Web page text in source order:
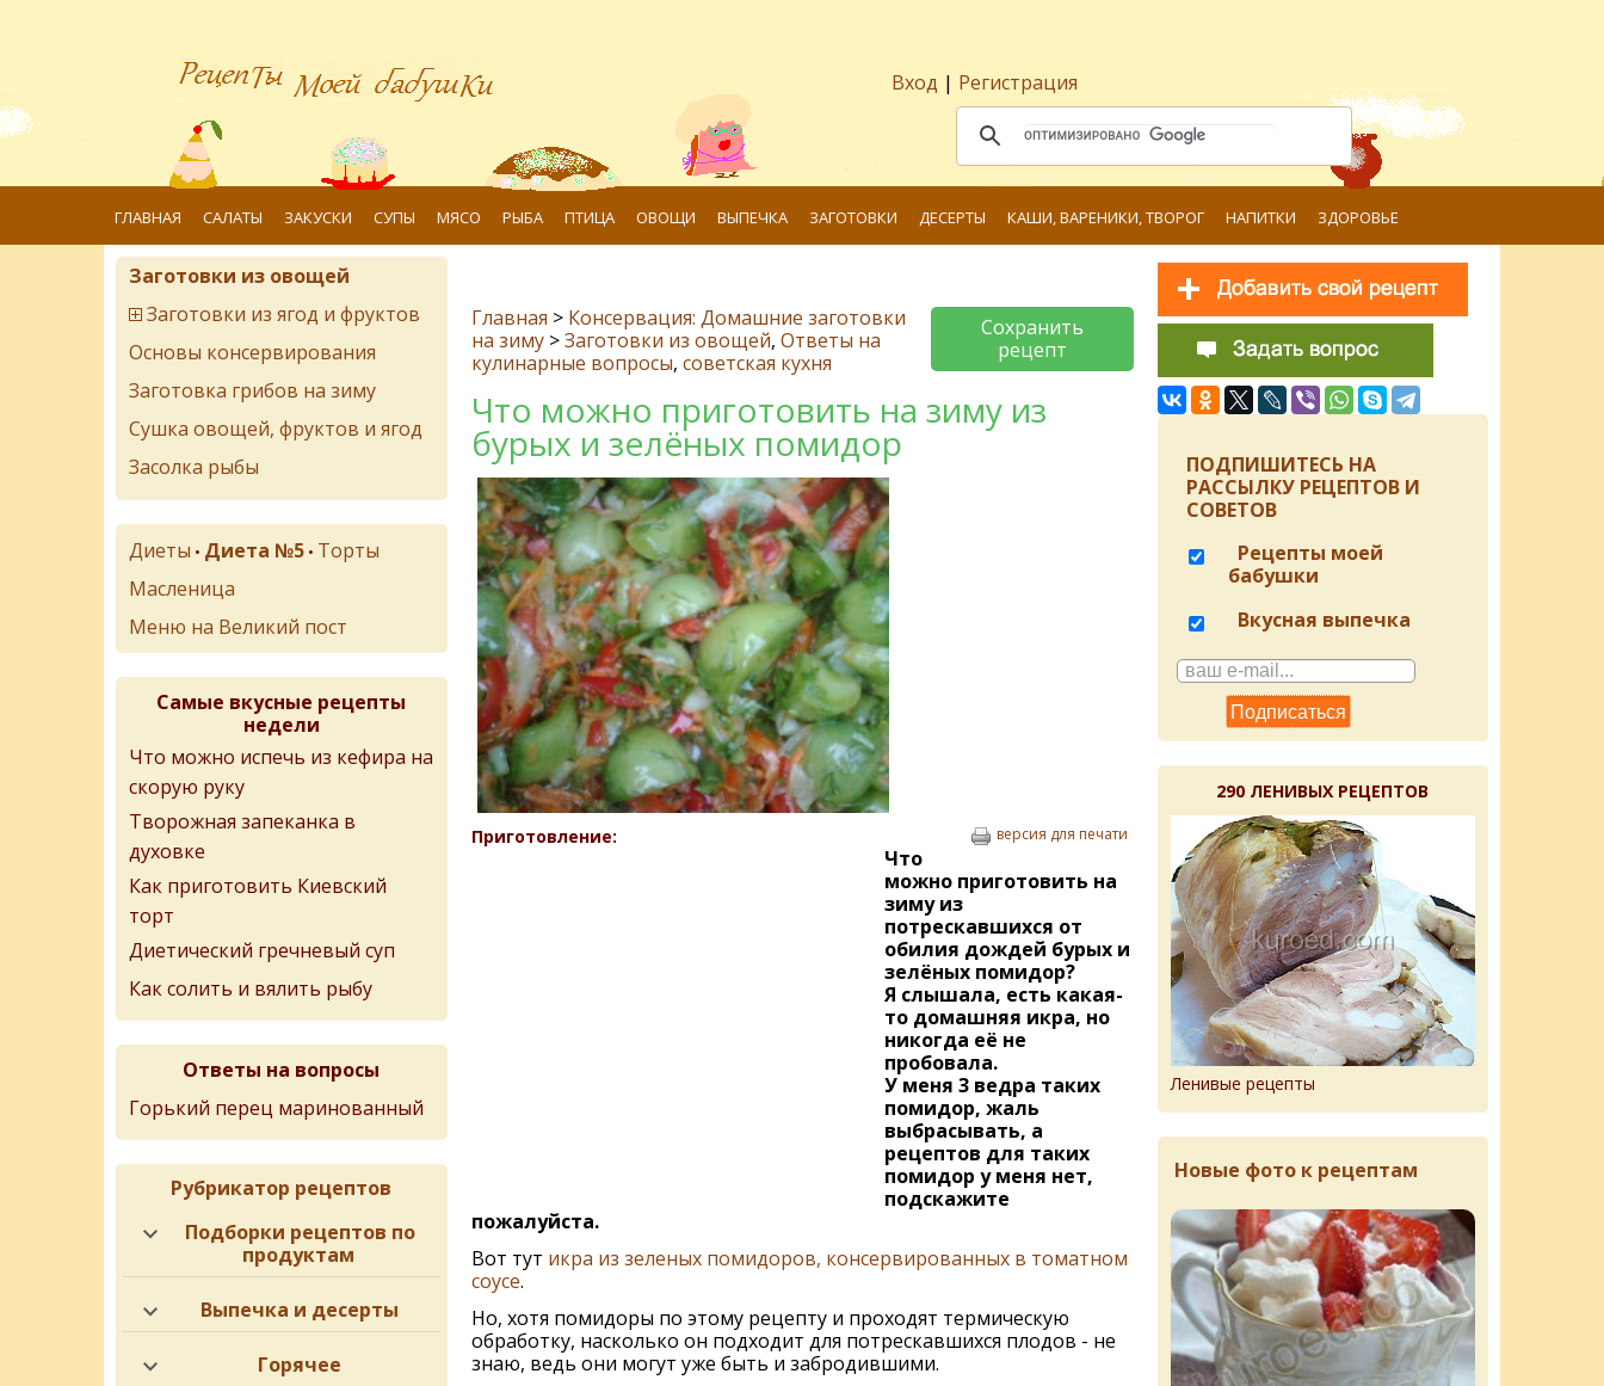
Вход | Регистрация
ГЛАВНАЯ САЛАТЫ ЗАКУСКИ СУПЫ МЯСО РЫБА ПТИЦА ОВОЩИ ВЫПЕЧКА ЗАГОТОВКИ ДЕСЕРТЫ КАШИ, ВАРЕНИКИ, ТВОРОГ НАПИТКИ ЗДОРОВЬЕ
Главная > Консервация: Домашние заготовки
на зиму>Заготовки из овощей, Ответы на
кулинарные вопросы, советская кухня
Сохранить
рецепт
Что можно приготовить на зиму из
бурых и зелёных помидор
Приготовление: версия для печати
Что
можно приготовить на
зиму из
потрескавшихся от
обилия дождей бурых и
зелёных помидор?
Я слышала, есть какая-
то домашняя икра, но
никогда её не
пробовала.
У меня 3 ведра таких
помидор, жаль
выбрасывать, а
рецептов для таких
помидор у меня нет,
подскажите
пожалуйста.
Вот тут икра из зеленых помидоров, консервированных в томатном
соусе.
Но, хотя помидоры по этому рецепту и проходят термическую
обработку, насколько он подходит для потрескавшихся плодов - не
знаю, ведь они могут уже быть и забродившими.
Заготовки из овощей
Заготовки из ягод и фруктов
Основы консервирования
Заготовка грибов на зиму
Сушка овощей, фруктов и ягод
Засолка рыбы
Диеты • Диета №5 • Торты
Масленица
Меню на Великий пост
Самые вкусные рецепты
недели
Что можно испечь из кефира на
скорую руку
Творожная запеканка в
духовке
Как приготовить Киевский
торт
Диетический гречневый суп
Как солить и вялить рыбу
Ответы на вопросы
Горький перец маринованный
Рубрикатор рецептов
Подборки рецептов по
продуктам
Выпечка и десерты
Горячее
ПОДПИШИТЕСЬ НА
РАССЫЛКУ РЕЦЕПТОВ И
СОВЕТОВ
Рецепты моей
бабушки
Вкусная выпечка
290 ЛЕНИВЫХ РЕЦЕПТОВ
Ленивые рецепты
Новые фото к рецептам